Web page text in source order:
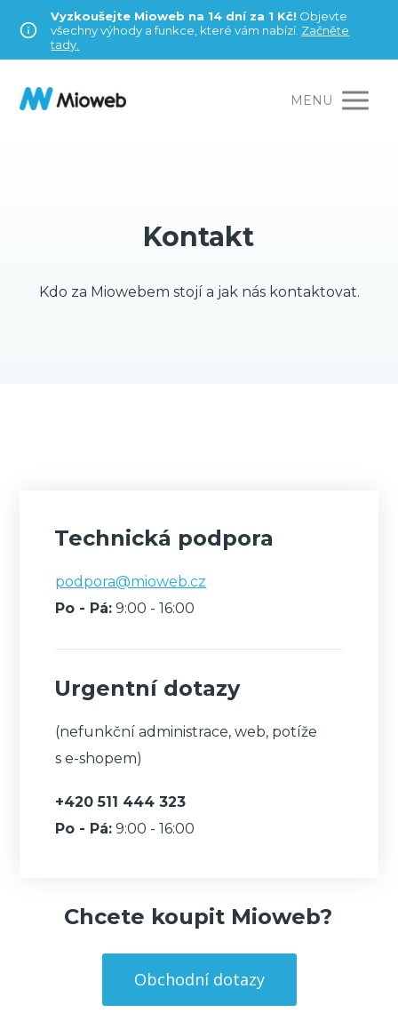
Vyzkoušejte Mioweb na 14 dní za 1 Kč! Objevte
všechny výhody a funkce, které vám nabízí. Začněte
tady.
MENU
Kontakt
Kdo za Miowebem stojí a jak nás kontaktovat.
Technická podpora
podpora@mioweb.cz
Po - Pá: 9:00 - 16:00
Urgentní dotazy
(nefunkční administrace, web, potíže
s e-shopem)
+420 511 444 323
Po - Pá: 9:00 - 16:00
Chcete koupit Mioweb?
Obchodní dotazy